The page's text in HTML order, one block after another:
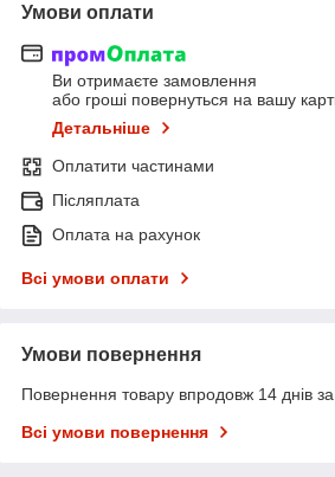
Умови оплати
Ви отримаєте замовлення
або гроші повернуться на вашу
Детальніше
Оплатити частинами
Післяплата
Оплата на рахунок
Всі умови оплати
Умови повернення
Повернення товару впродовж 14 днів
Всі умови повернення